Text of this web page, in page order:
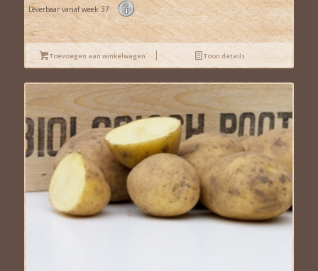
Leverbaar vanaf week 37
Toevoegen aan winkelwagen Toon details